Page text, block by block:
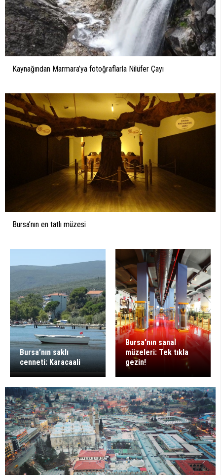
Kaynağından Marmara’ya fotoğraflarla Nilüfer Çayı
Bursa’nın en tatlı müzesi
Bursa’nın saklı
cenneti: Karacaali
Bursa’nın sanal
müzeleri: Tek tıkla
gezin!